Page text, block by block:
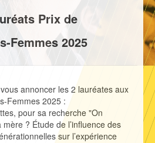
Prix de
Femmes 2025
annoncer les 2 lauréates aux
Femmes 2025 :
pour sa recherche "On
? Étude de l’influence des
sur l’expérience